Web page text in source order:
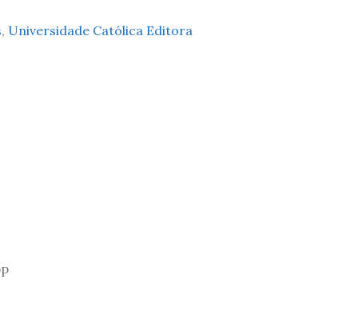
, Universidade Católica Editora